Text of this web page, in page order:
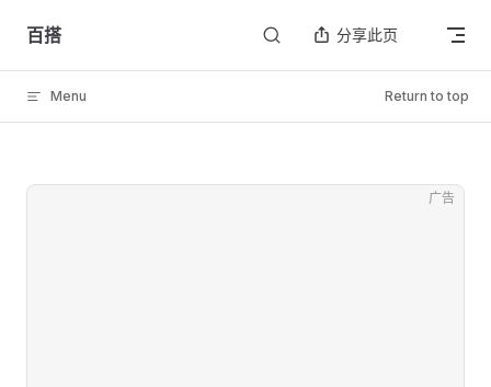
Skip to content
百搭 分享此页
Menu Return to top
广告